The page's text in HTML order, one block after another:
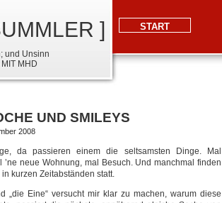
]
und Unsinn
MHD
START
UND SMILEYS
2008
da passieren einem die seltsamsten Dinge. Mal
’ne neue Wohnung, mal Besuch. Und manchmal finden
kurzen Zeitabständen statt.
„die Eine“ versucht mir klar zu machen, warum diese